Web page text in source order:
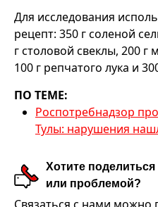
Для исследования
рецепт: 350 г соленой
г столовой свеклы, 200
100 г репчатого лука и
ПО ТЕМЕ:
Роспотребнадзор
Тулы: нарушения
Хотите
или проблемой?